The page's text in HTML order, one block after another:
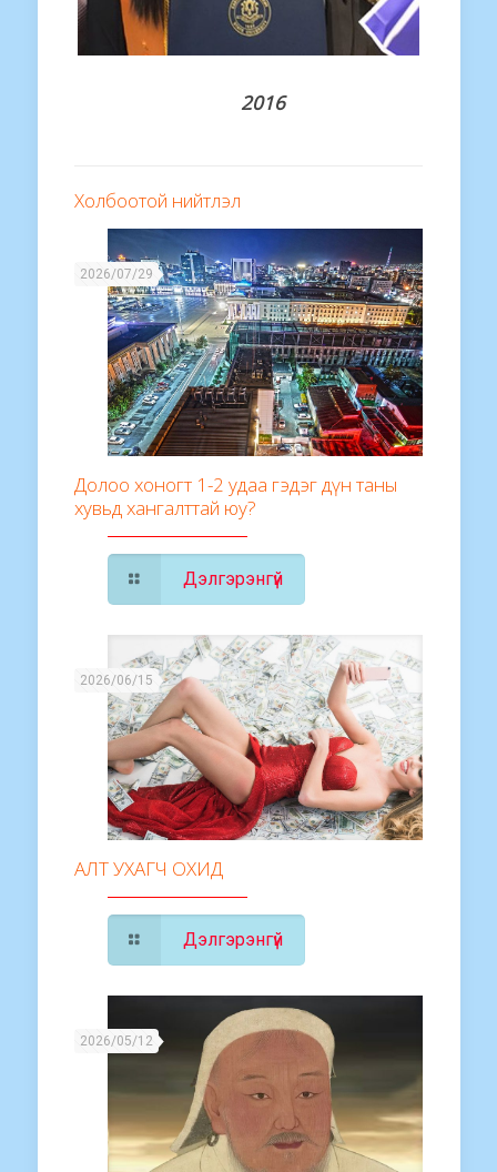
2016
Холбоотой нийтлэл
2026/07/29
Долоо хоногт 1-2 удаа гэдэг дүн таны
хувьд хангалттай юу?
Дэлгэрэнгүй
2026/06/15
АЛТ УХАГЧ ОХИД
Дэлгэрэнгүй
2026/05/12